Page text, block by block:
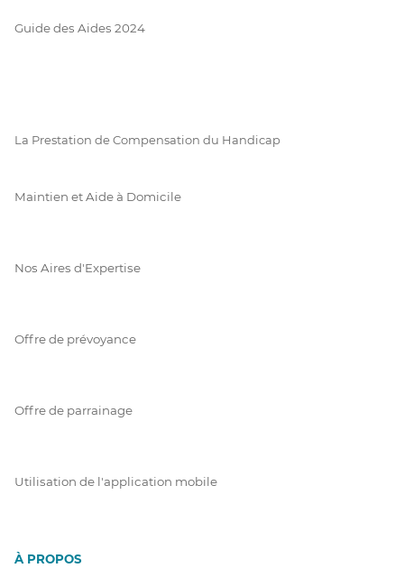
Guide des Aides 2024
La Prestation de Compensation du Handicap
Maintien et Aide à Domicile
Nos Aires d'Expertise
Offre de prévoyance
Offre de parrainage
Utilisation de l'application mobile
À PROPOS